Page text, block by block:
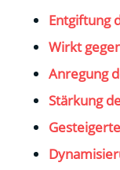
Entgiftung
Wirkt
Anregung
Stärkung